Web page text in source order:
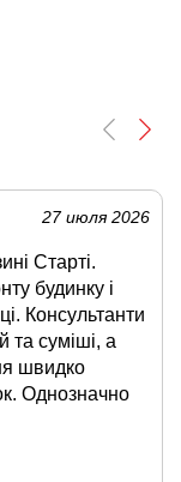
27 июля 2026
Старті.
будинку і
Консультанти
та суміші, а
швидко
Однозначно